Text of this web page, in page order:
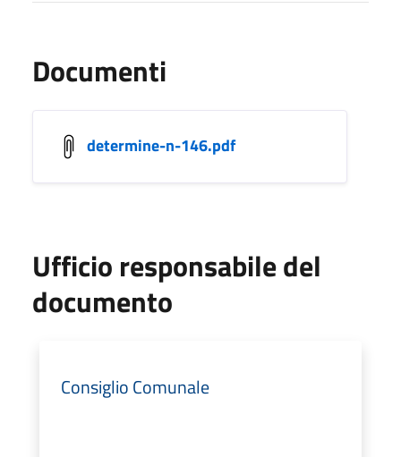
Documenti
determine-n-146.pdf
Ufficio responsabile del
documento
Consiglio Comunale